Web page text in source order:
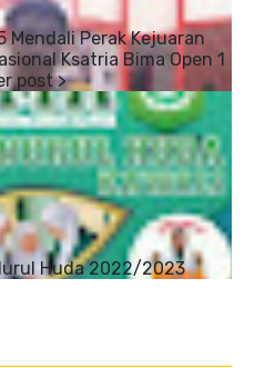
Mendali Perak Kejuaran
Ksatria Bima Open 1
Huda 2022/2023